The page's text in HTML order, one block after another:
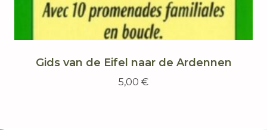
Gids van de Eifel naar de Ardennen
5,00 €